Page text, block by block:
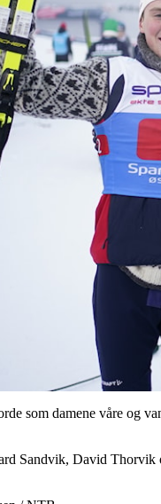
som damene våre og
Sandvik, David Thorvik